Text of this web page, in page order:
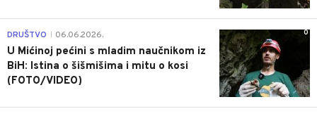
0
DRUŠTVO 06.06.2026.
U Mićinoj pećini s mladim naučnikom iz
BiH: Istina o šišmišima i mitu o kosi
(FOTO/VIDEO)